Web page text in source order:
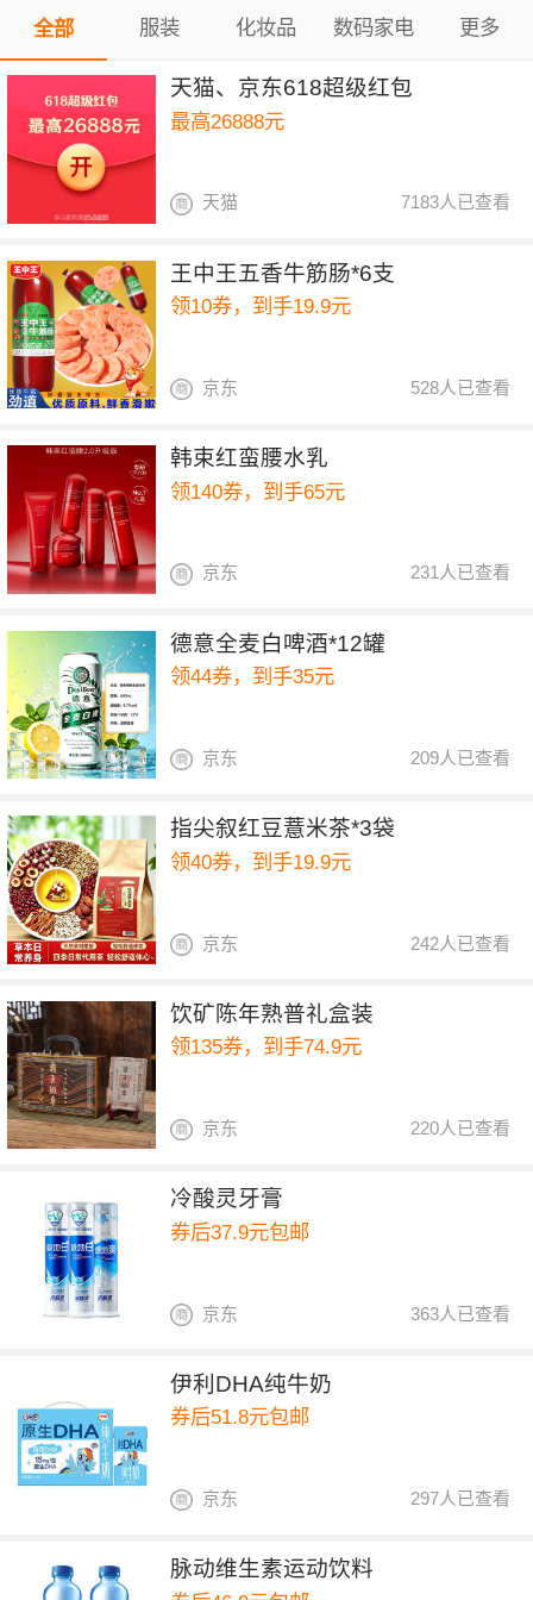
全部 服装 化妆品 数码家电 更多
天猫、京东618超级红包
最高26888元
7183人已查看
天猫
王中王五香牛筋肠*6支
领10券，到手19.9元
528人已查看
京东
韩束红蛮腰水乳
领140券，到手65元
231人已查看
京东
德意全麦白啤酒*12罐
领44券，到手35元
209人已查看
京东
指尖叙红豆薏米茶*3袋
领40券，到手19.9元
242人已查看
京东
饮矿陈年熟普礼盒装
领135券，到手74.9元
220人已查看
京东
冷酸灵牙膏
券后37.9元包邮
363人已查看
京东
伊利DHA纯牛奶
券后51.8元包邮
297人已查看
京东
脉动维生素运动饮料